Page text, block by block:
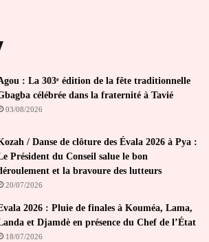
: La 303ᵉ édition de la fête traditionnelle
célébrée dans la fraternité à Tavié
03/08/2026
/ Danse de clôture des Évala 2026 à Pya :
Président du Conseil salue le bon
et la bravoure des lutteurs
20/07/2026
2026 : Pluie de finales à Kouméa, Lama,
et Djamdè en présence du Chef de l’État
18/07/2026